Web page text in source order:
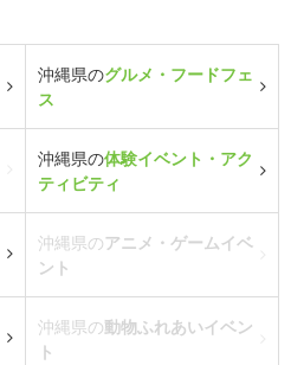
沖縄県のグルメ・フードフェ
ス
沖縄県の体験イベント・アク
ティビティ
沖縄県のアニメ・ゲームイベ
ント
沖縄県の動物ふれあいイベン
ト